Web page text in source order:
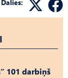
Dalies:
101 darbiņš